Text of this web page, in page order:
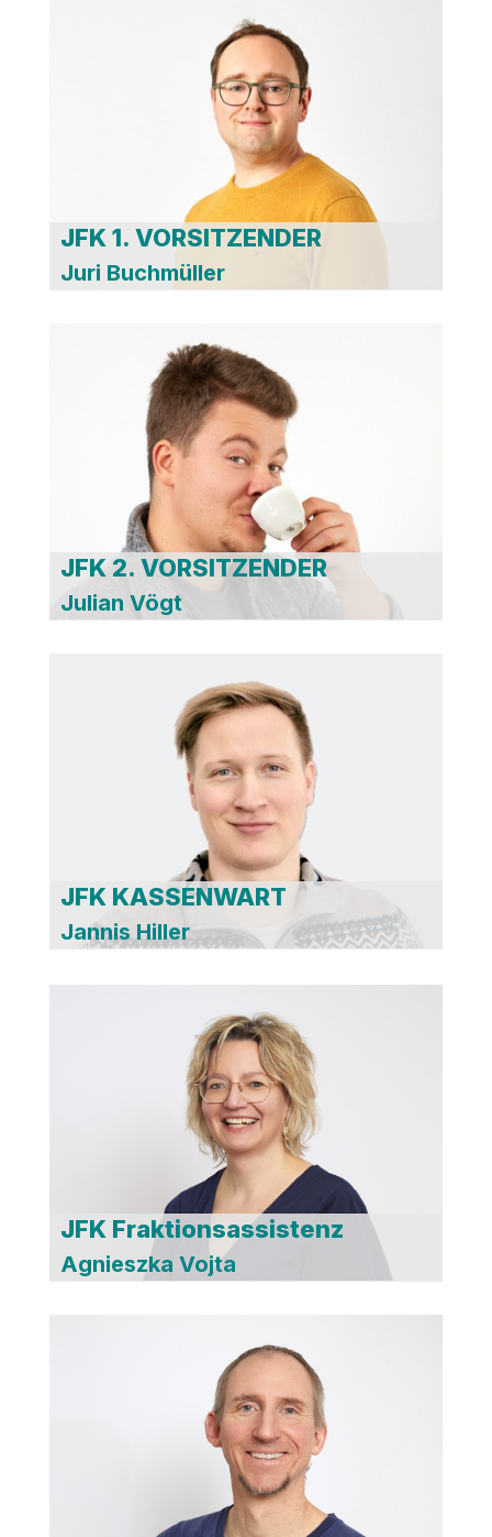
JFK 1. VORSITZENDER
Juri Buchmüller
JFK 2. VORSITZENDER
Julian Vögt
JFK KASSENWART
Jannis Hiller
JFK Fraktionsassistenz
Agnieszka Vojta